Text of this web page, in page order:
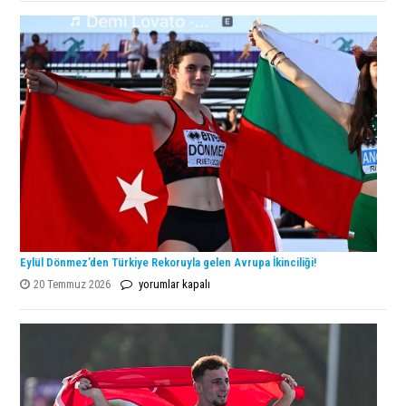
Şampiyonu
Lanlana
Tararudee!
için
Eylül Dönmez’den Türkiye Rekoruyla gelen Avrupa İkinciliği!
20 Temmuz 2026
Eylül
Türkiye
gelen
Avrupa
yorumlar kapalı